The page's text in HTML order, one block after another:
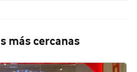
más cercanas